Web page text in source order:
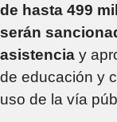
de hasta 499
serán
asistencia y
de educación y
uso de la vía